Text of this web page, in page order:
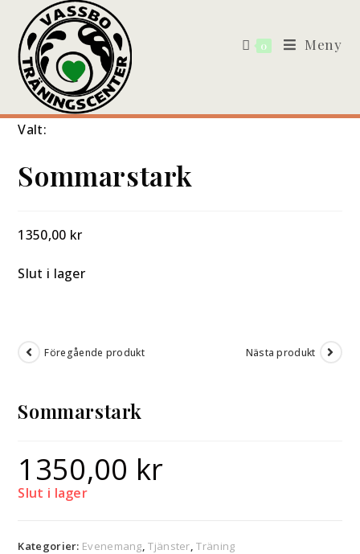
0 Meny
Valt:
Sommarstark
1350,00 kr
Slut i lager
Föregående produkt Nästa produkt
Sommarstark
1350,00 kr
Slut i lager
Kategorier: Evenemang,Tjänster,Träning